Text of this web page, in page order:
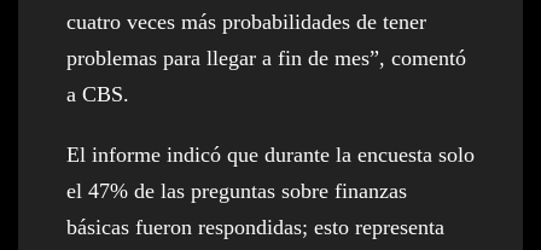
cuatro veces más probabilidades de tener
problemas para llegar a fin de mes”, comentó
a CBS.
El informe indicó que durante la encuesta solo
el 47% de las preguntas sobre finanzas
básicas fueron respondidas; esto representa